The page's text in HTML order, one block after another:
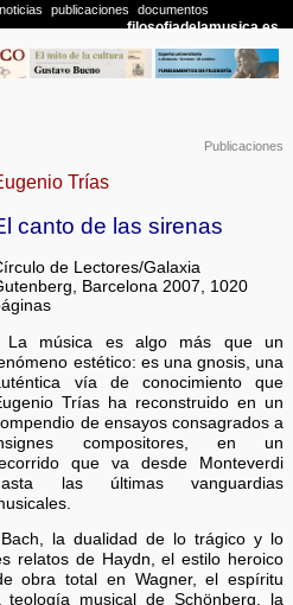
Publicaciones
Trías
canto de las sirenas
de Lectores/Galaxia
Barcelona 2007, 1020
La música es algo más que un
estético: es una gnosis, una
vía de conocimiento que
Trías ha reconstruido en un
de ensayos consagrados a
compositores, en un
que va desde Monteverdi
las últimas vanguardias
la dualidad de lo trágico y lo
relatos de Haydn, el estilo heroico
obra total en Wagner, el espíritu
musical de Schönberg, la